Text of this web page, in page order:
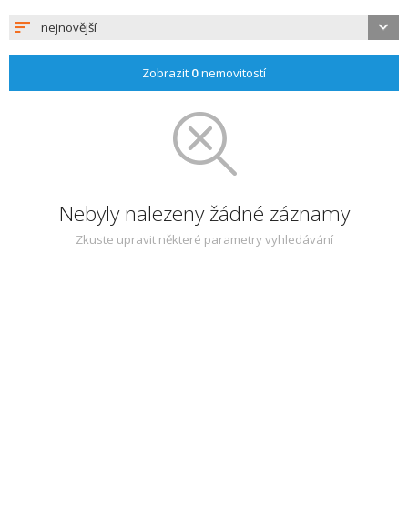
nejnovější
Zobrazit 0nemovitostí
Nebyly nalezeny žádné záznamy
Zkuste upravit některé parametry vyhledávání